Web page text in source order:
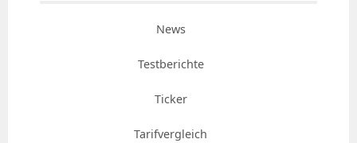
News
Testberichte
Ticker
Tarifvergleich